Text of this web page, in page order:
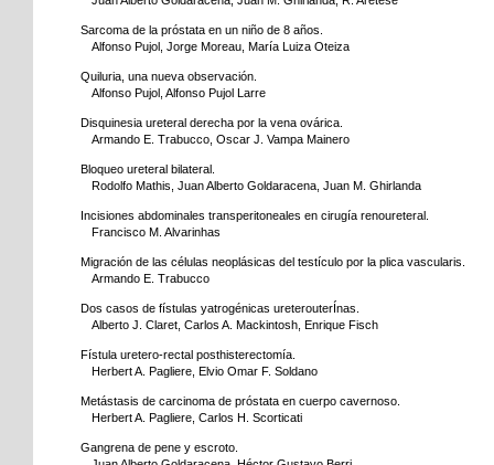
Sarcoma de la próstata en un niño de 8 años.
Alfonso Pujol, Jorge Moreau, María Luiza Oteiza
Quiluria, una nueva observación.
Alfonso Pujol, Alfonso Pujol Larre
Disquinesia ureteral derecha por la vena ovárica.
Armando E. Trabucco, Oscar J. Vampa Mainero
Bloqueo ureteral bilateral.
Rodolfo Mathis, Juan Alberto Goldaracena, Juan M. Ghirlanda
Incisiones abdominales transperitoneales en cirugía renoureteral.
Francisco M. Alvarinhas
Migración de las células neoplásicas del testículo por la plica vascularis.
Armando E. Trabucco
Dos casos de fístulas yatrogénicas ureterouterÍnas.
Alberto J. Claret, Carlos A. Mackintosh, Enrique Fisch
Fístula uretero-rectal posthisterectomía.
Herbert A. Pagliere, Elvio Omar F. Soldano
Metástasis de carcinoma de próstata en cuerpo cavernoso.
Herbert A. Pagliere, Carlos H. Scorticati
Gangrena de pene y escroto.